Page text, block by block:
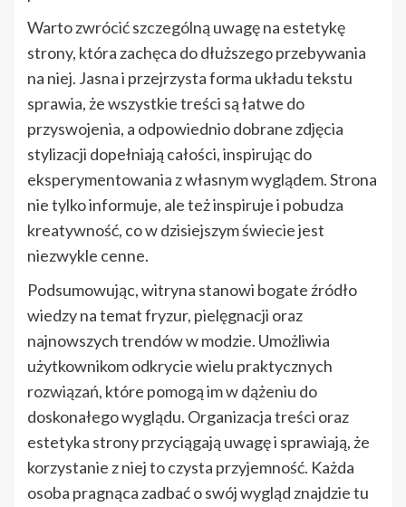
Warto zwrócić szczególną uwagę na estetykę
strony, która zachęca do dłuższego przebywania
na niej. Jasna i przejrzysta forma układu tekstu
sprawia, że wszystkie treści są łatwe do
przyswojenia, a odpowiednio dobrane zdjęcia
stylizacji dopełniają całości, inspirując do
eksperymentowania z własnym wyglądem. Strona
nie tylko informuje, ale też inspiruje i pobudza
kreatywność, co w dzisiejszym świecie jest
niezwykle cenne.
Podsumowując, witryna stanowi bogate źródło
wiedzy na temat fryzur, pielęgnacji oraz
najnowszych trendów w modzie. Umożliwia
użytkownikom odkrycie wielu praktycznych
rozwiązań, które pomogą im w dążeniu do
doskonałego wyglądu. Organizacja treści oraz
estetyka strony przyciągają uwagę i sprawiają, że
korzystanie z niej to czysta przyjemność. Każda
osoba pragnąca zadbać o swój wygląd znajdzie tu